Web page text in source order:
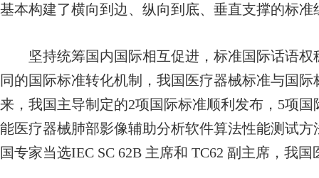
基本构建了横向到边、纵向到底、垂直支撑的标准
坚持统筹国内国际相互促进，标准国际话语权
同的国际标准转化机制，我国医疗器械标准与国
来，我国主导制定的2项国际标准顺利发布，5项
能医疗器械肺部影像辅助分析软件算法性能测试
国专家当选IEC SC 62B 主席和 TC62 副主席，我